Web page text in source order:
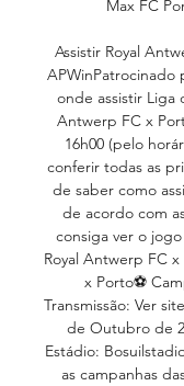
Max FC
Assistir Royal
APWinPatrocinado
onde assistir Liga
Antwerp FC x
16h00 (pelo
conferir todas as
de saber como
de acordo com
consiga ver o
Royal Antwerp FC
x Porto⚽
Transmissão: Ver
de Outubro de
Estádio:
as campanhas